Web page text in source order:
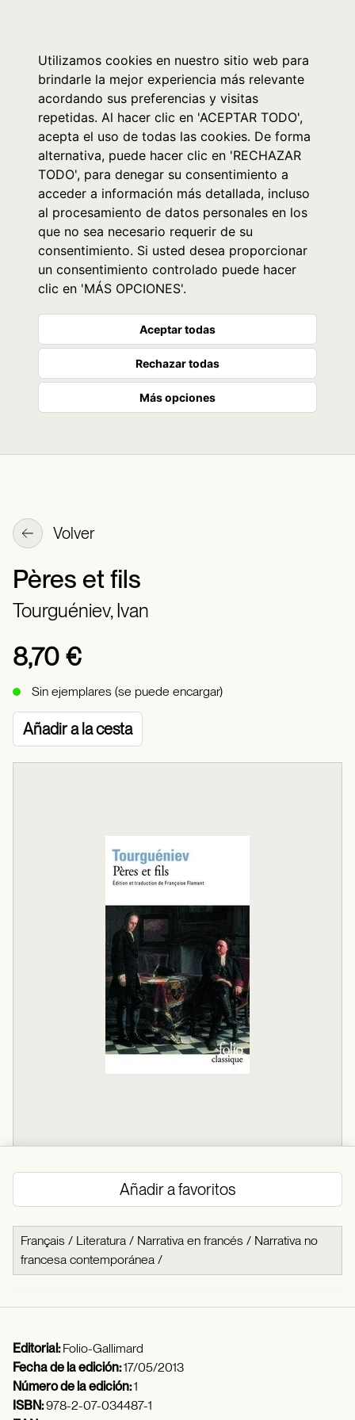
Utilizamos cookies en nuestro sitio web para
brindarle la mejor experiencia más relevante
acordando sus preferencias y visitas
repetidas. Al hacer clic en 'ACEPTAR TODO',
acepta el uso de todas las cookies. De forma
alternativa, puede hacer clic en 'RECHAZAR
TODO', para denegar su consentimiento a
acceder a información más detallada, incluso
al procesamiento de datos personales en los
que no sea necesario requerir de su
consentimiento. Si usted desea proporcionar
un consentimiento controlado puede hacer
clic en 'MÁS OPCIONES'.
Aceptar todas
Rechazar todas
Más opciones
Volver
Pères et fils
Tourguéniev, Ivan
8,70 €
Sin ejemplares (se puede encargar)
Añadir a la cesta
Añadir a favoritos
Français / Literatura / Narrativa en francés / Narrativa no
francesa contemporánea /
Editorial:Folio-Gallimard
Fecha de la edición:17/05/2013
Número de la edición:1
ISBN:978-2-07-034487-1